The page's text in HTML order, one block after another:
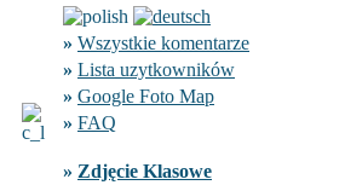
» Wszystkie komentarze
» Lista uzytkowników
» Google Foto Map
» FAQ
» Zdjęcie Klasowe